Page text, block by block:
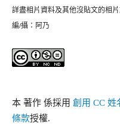
詳盡相片資料及其他沒貼文的相
編/攝：阿乃
本 著作 係採用 創用 CC 姓
條款授權.